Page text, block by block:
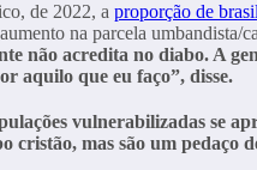
de 2022, a proporção de
na parcela umbandista/
não acredita no diabo. A
aquilo que eu faço”, disse.
vulnerabilizadas se
cristão, mas são um